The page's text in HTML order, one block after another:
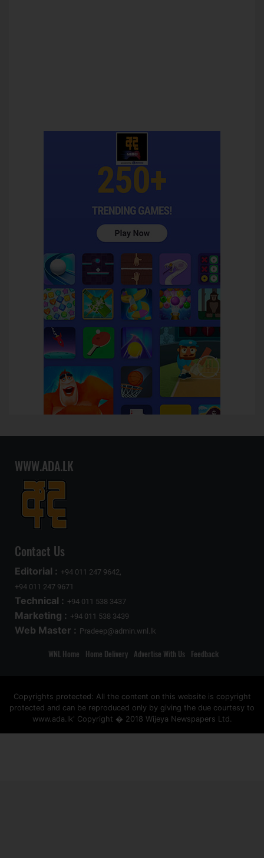
WWW.ADA.LK
Contact Us
Editorial : +94 011 247 9642,
+94 011 247 9671
Technical : +94 011 538 3437
Marketing : +94 011 538 3439
Web Master : Pradeep@admin.wnl.lk
WNL Home Home Delivery Advertise With Us Feedback
Copyrights protected: All the content on this website is copyright
protected and can be reproduced only by giving the due courtesy to
www.ada.lk' Copyright � 2018 Wijeya Newspapers Ltd.